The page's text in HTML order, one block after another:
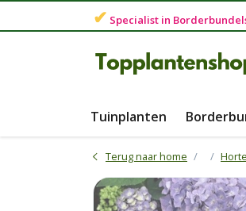
✔ Specialist in
Tuinplanten
Terug naar home